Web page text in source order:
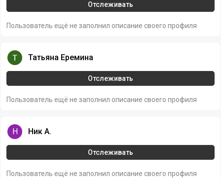
Отслеживать
Пользователь ещё не заполнил описание своего профиля
Татьяна Еремина
Татьяна Еремина
Отслеживать
Пользователь ещё не заполнил описание своего профиля
Ник А.
Н Ник А.
Отслеживать
Пользователь ещё не заполнил описание своего профиля